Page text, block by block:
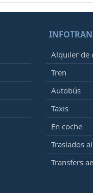
Alquiler de
Tren
Autobús
Taxis
En coche
Traslados
Transfers